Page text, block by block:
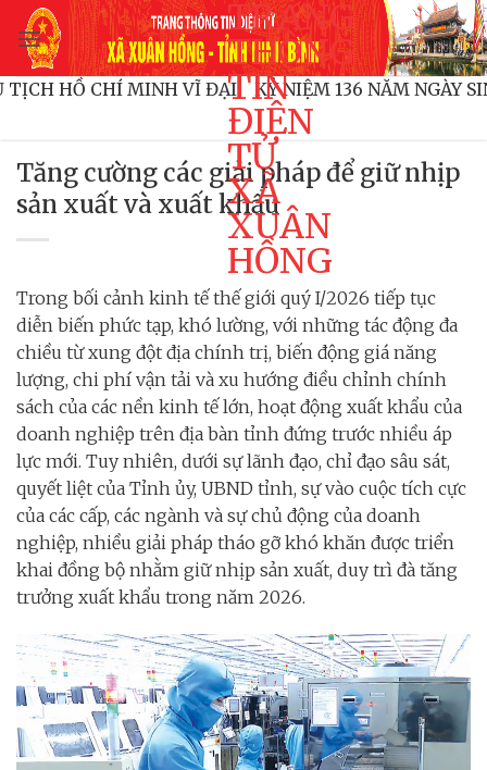
qua
dung
TRANG
THÔNG
TIN
ĐIỆN
TỬ
XÃ
XUÂN
HỒNG
TỊCH HỒ CHÍ MINH VĨ ĐẠI! KỶ NIỆM 136 NĂM
Tăng cường các giải pháp để giữ nhịp
sản xuất và xuất khẩu
Trong bối cảnh kinh tế thế giới quý I/2026 tiếp tục
diễn biến phức tạp, khó lường, với những tác động đa
chiều từ xung đột địa chính trị, biến động giá năng
lượng, chi phí vận tải và xu hướng điều chỉnh chính
sách của các nền kinh tế lớn, hoạt động xuất khẩu của
doanh nghiệp trên địa bàn tỉnh đứng trước nhiều áp
lực mới. Tuy nhiên, dưới sự lãnh đạo, chỉ đạo sâu sát,
quyết liệt của Tỉnh ủy, UBND tỉnh, sự vào cuộc tích cực
của các cấp, các ngành và sự chủ động của doanh
nghiệp, nhiều giải pháp tháo gỡ khó khăn được triển
khai đồng bộ nhằm giữ nhịp sản xuất, duy trì đà tăng
trưởng xuất khẩu trong năm 2026.